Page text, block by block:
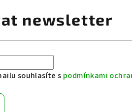
newsletter
souhlasíte s podmínkami